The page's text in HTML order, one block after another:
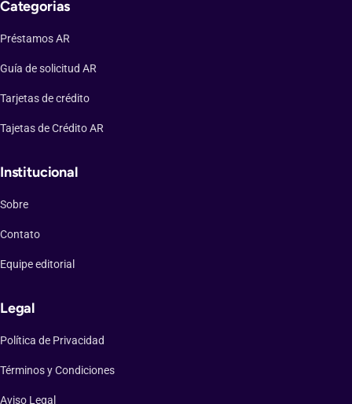
Categorias
Préstamos AR
Guía de solicitud AR
Tarjetas de crédito
Tajetas de Crédito AR
Institucional
Sobre
Contato
Equipe editorial
Legal
Política de Privacidad
Términos y Condiciones
Aviso Legal